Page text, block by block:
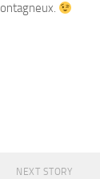
NEXT STORY